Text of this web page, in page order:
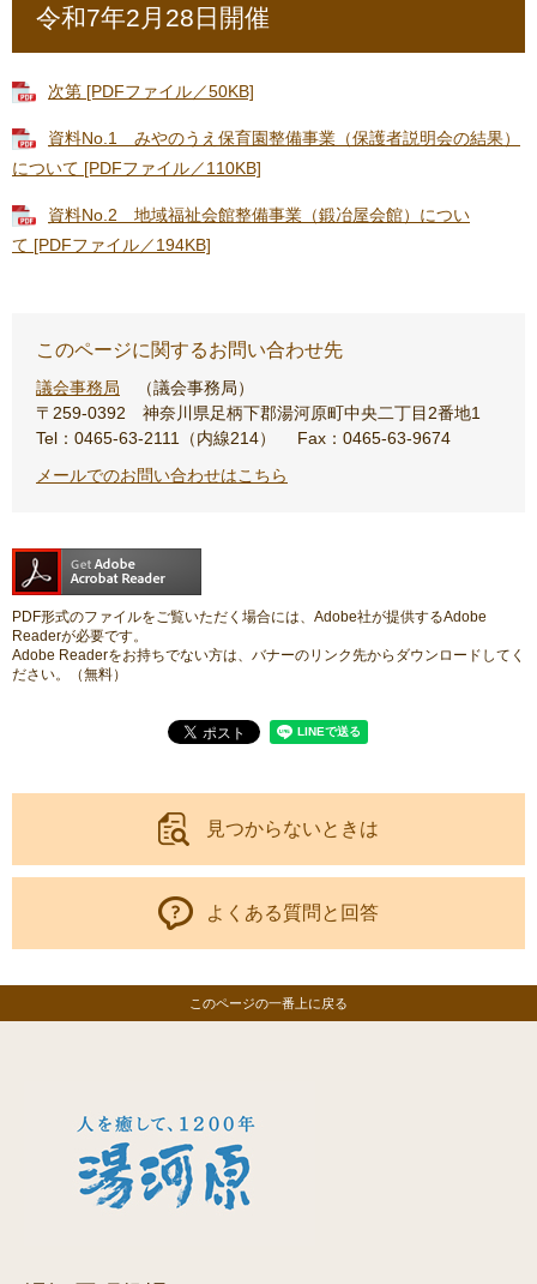
令和7年2月28日開催
次第 [PDFファイル／50KB]
資料No.1 みやのうえ保育園整備事業（保護者説明会の結果）
について [PDFファイル／110KB]
資料No.2 地域福祉会館整備事業（鍛冶屋会館）につい
て [PDFファイル／194KB]
このページに関するお問い合わせ先
議会事務局
議会事務局
〒259-0392
神奈川県足柄下郡湯河原町中央二丁目2番地1
Tel：0465-63-2111（内線214）
Fax：0465-63-9674
メールでのお問い合わせはこちら
PDF形式のファイルをご覧いただく場合には、Adobe社が提供するAdobe
Readerが必要です。
Adobe Readerをお持ちでない方は、バナーのリンク先からダウンロードしてく
ださい。（無料）
見つからないときは
よくある質問と回答
このページの一番上に戻る